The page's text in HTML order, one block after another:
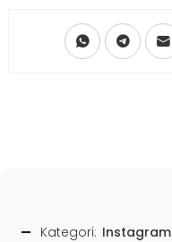
Kategori: Instagram